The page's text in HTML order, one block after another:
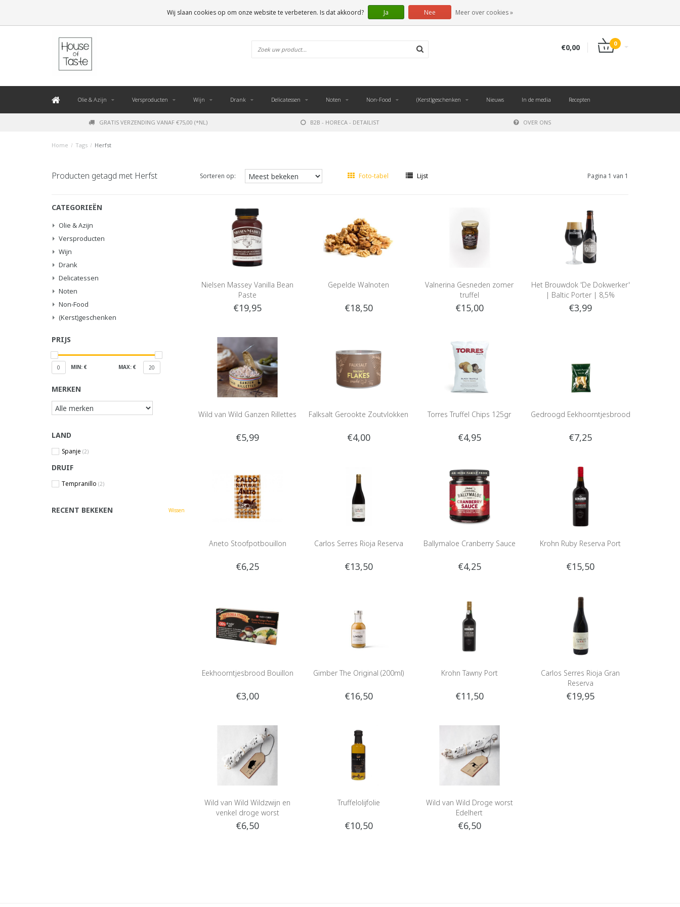
NL
€0,00 0
Olie & Azijn Versproducten Wijn Drank Delicatessen Noten Non-Food (Kerst)geschenken Nieuws In de media Recepten
GRATIS VERZENDING VANAF €75,00 (*NL) B2B - HORECA - DETAILIST OVER ONS
Home / Tags / Herfst
Producten getagd met Herfst Sorteren op: Foto-tabel Lijst Pagina 1 van 1
CATEGORIEËN
Olie & Azijn
Versproducten
Wijn
Drank
Delicatessen
Noten
Non-Food
(Kerst)geschenken
PRIJS
0 MIN: € MAX: € 20
MERKEN
LAND
Spanje (2)
DRUIF
Tempranillo (2)
RECENT BEKEKEN Wissen
Nielsen Massey Vanilla Bean
Paste
€19,95
Gepelde Walnoten
€18,50
Valnerina Gesneden zomer
truffel
€15,00
Het Brouwdok 'De Dokwerker'
| Baltic Porter | 8,5%
€3,99
Wild van Wild Ganzen Rillettes
€5,99
Falksalt Gerookte Zoutvlokken
€4,00
Torres Truffel Chips 125gr
€4,95
Gedroogd Eekhoorntjesbrood
€7,25
Aneto Stoofpotbouillon
€6,25
Carlos Serres Rioja Reserva
€13,50
Ballymaloe Cranberry Sauce
€4,25
Krohn Ruby Reserva Port
€15,50
Eekhoorntjesbrood Bouillon
€3,00
Gimber The Original (200ml)
€16,50
Krohn Tawny Port
€11,50
Carlos Serres Rioja Gran
Reserva
€19,95
Wild van Wild Wildzwijn en
venkel droge worst
€6,50
Truffelolijfolie
€10,50
Wild van Wild Droge worst
Edelhert
€6,50
Wij slaan cookies op om onze website te verbeteren. Is dat akkoord? Ja Nee Meer over cookies »